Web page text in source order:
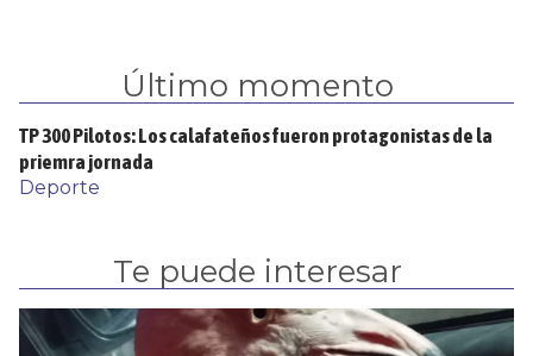
Último momento
TP 300 Pilotos: Los calafateños fueron protagonistas de la
priemra jornada
Deporte
Te puede interesar